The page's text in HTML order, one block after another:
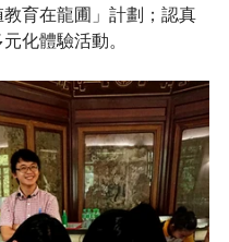
育在龍圃」計劃；認真
化體驗活動。